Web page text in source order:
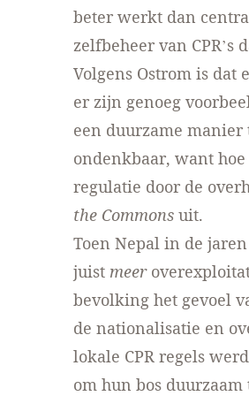
beter werkt dan
zelfbeheer van
Volgens Ostrom is dat
er zijn genoeg
een duurzame
ondenkbaar, want
regulatie door de
the Commons uit.
Toen Nepal in de
juist meer
bevolking het gevoel
de nationalisatie en
lokale CPR regels
om hun bos